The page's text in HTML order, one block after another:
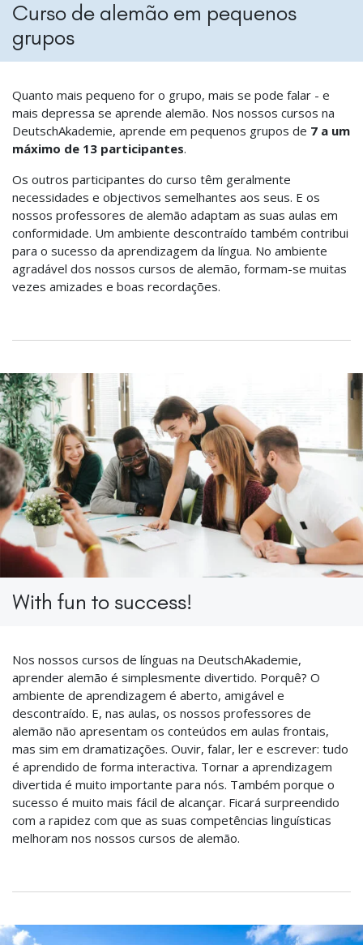
Curso de alemão em pequenos
grupos
Quanto mais pequeno for o grupo, mais se pode falar - e
mais depressa se aprende alemão. Nos nossos cursos na
DeutschAkademie, aprende em pequenos grupos de 7 a um
máximo de 13 participantes.
Os outros participantes do curso têm geralmente
necessidades e objectivos semelhantes aos seus. E os
nossos professores de alemão adaptam as suas aulas em
conformidade. Um ambiente descontraído também contribui
para o sucesso da aprendizagem da língua. No ambiente
agradável dos nossos cursos de alemão, formam-se muitas
vezes amizades e boas recordações.
With fun to success!
Nos nossos cursos de línguas na DeutschAkademie,
aprender alemão é simplesmente divertido. Porquê? O
ambiente de aprendizagem é aberto, amigável e
descontraído. E, nas aulas, os nossos professores de
alemão não apresentam os conteúdos em aulas frontais,
mas sim em dramatizações. Ouvir, falar, ler e escrever: tudo
é aprendido de forma interactiva. Tornar a aprendizagem
divertida é muito importante para nós. Também porque o
sucesso é muito mais fácil de alcançar. Ficará surpreendido
com a rapidez com que as suas competências linguísticas
melhoram nos nossos cursos de alemão.